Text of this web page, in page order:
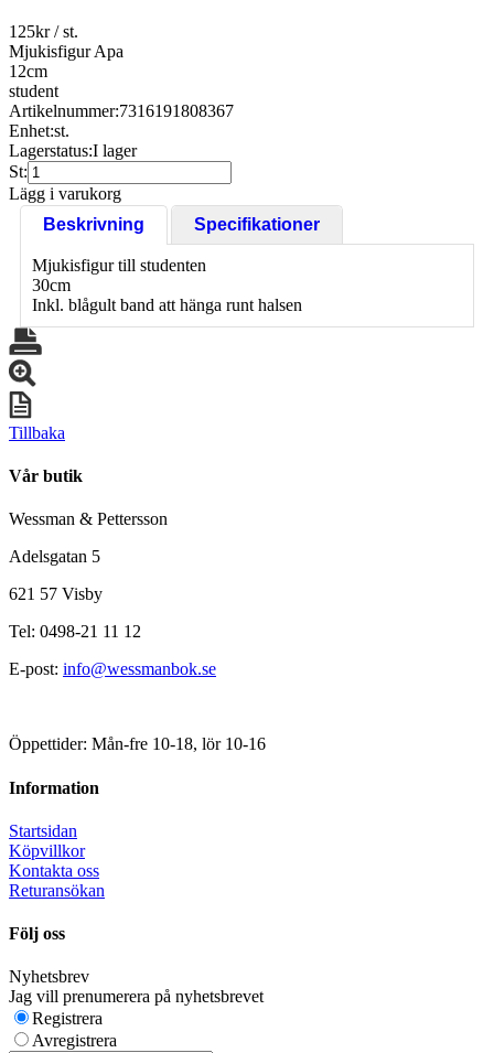
125kr/ st.
Mjukisfigur Apa
12cm
student
Artikelnummer:7316191808367
Enhet:st.
Lagerstatus:I lager
St:
Lägg i varukorg
Beskrivning
Specifikationer
Mjukisfigur till studenten
30cm
Inkl. blågult band att hänga runt halsen
Tillbaka
Vår butik
Wessman & Pettersson
Adelsgatan 5
621 57 Visby
Tel: 0498-21 11 12
E-post: info@wessmanbok.se
Öppettider: Mån-fre 10-18, lör 10-16
Information
Startsidan
Köpvillkor
Kontakta oss
Returansökan
Följ oss
Nyhetsbrev
Jag vill prenumerera på nyhetsbrevet
Registrera
Avregistrera